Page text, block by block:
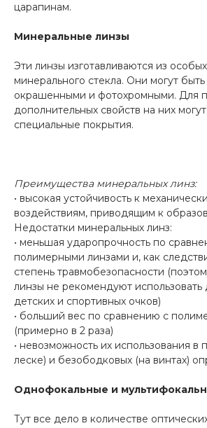
царапинам.
Минеральные линзы
Эти линзы изготавливаются из
минерального стекла. Они могут
окрашенными и фотохромными. Для
дополнительных свойств на них
специальные покрытия.
Преимущества минеральных линз:
• высокая устойчивость к
воздействиям, приводящим к
Недостатки минеральных линз:
• меньшая ударопрочность по
полимерными линзами и, как
степень травмобезопасности
линзы не рекомендуют использовать
детских и спортивных очков)
• больший вес по сравнению с
(примерно в 2 раза)
• невозможность их использования в
леске) и безободковых (на винтах)
Однофокальные и
Тут все дело в количестве